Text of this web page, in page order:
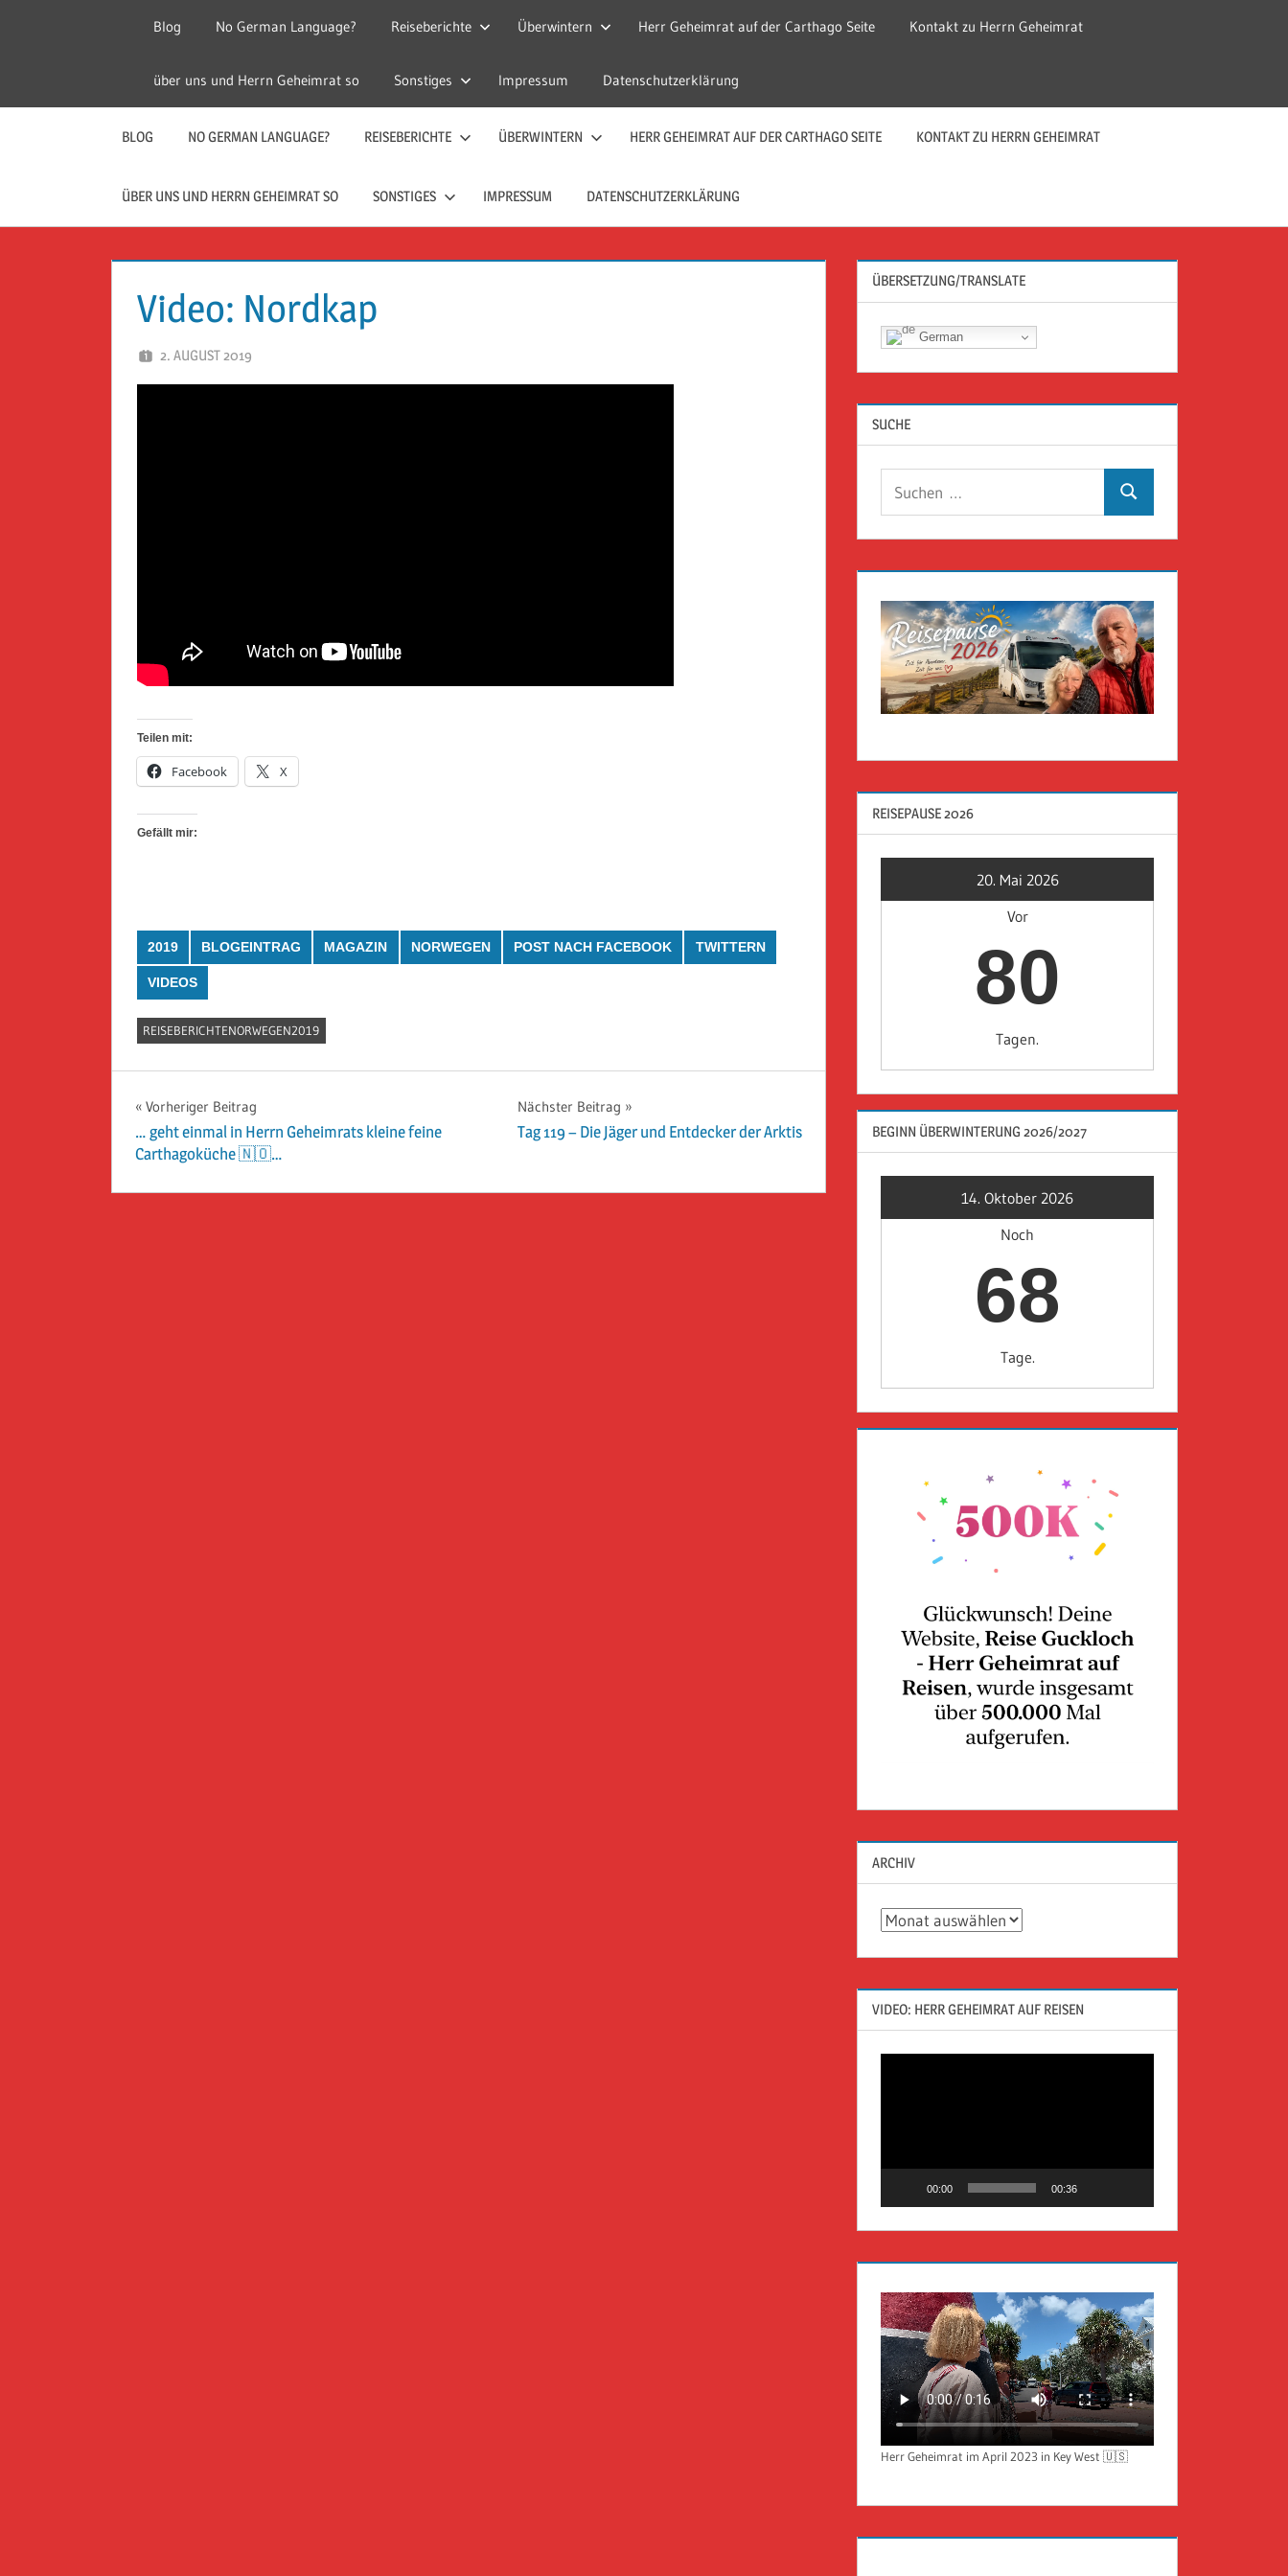
Reise
Guckloch
–
Geheimrat
auf
Geheimrat
auf
Reisen
Blog No German Language? Reiseberichte Überwintern Herr Geheimrat auf der Carthago Seite Kontakt zu Herrn Geheimrat
über uns und Herrn Geheimrat so Sonstiges Impressum Datenschutzerklärung
BLOG NO GERMAN LANGUAGE? REISEBERICHTE ÜBERWINTERN HERR GEHEIMRAT AUF DER CARTHAGO SEITE KONTAKT ZU HERRN GEHEIMRAT
ÜBER UNS UND HERRN GEHEIMRAT SO SONSTIGES IMPRESSUM DATENSCHUTZERKLÄRUNG
Video: Nordkap
2. AUGUST 2019
Teilen mit:
Facebook X
Gefällt mir:
2019 BLOGEINTRAG MAGAZIN NORWEGEN POST NACH FACEBOOK TWITTERN
VIDEOS
REISEBERICHTENORWEGEN2019
Beitragsnavigation
Vorheriger Beitrag
… geht einmal in Herrn Geheimrats kleine feine
Carthagoküche 🇳🇴…
Nächster Beitrag
Tag 119 – Die Jäger und Entdecker der Arktis
ÜBERSETZUNG/TRANSLATE
German
SUCHE
Suchen
REISEPAUSE 2026
20. Mai 2026
Vor
80
Tagen.
BEGINN ÜBERWINTERUNG 2026/2027
14. Oktober 2026
Noch
68
Tage.
ARCHIV
Archiv
VIDEO: HERR GEHEIMRAT AUF REISEN
00:00 00:36
Herr Geheimrat im April 2023 in Key West 🇺🇸